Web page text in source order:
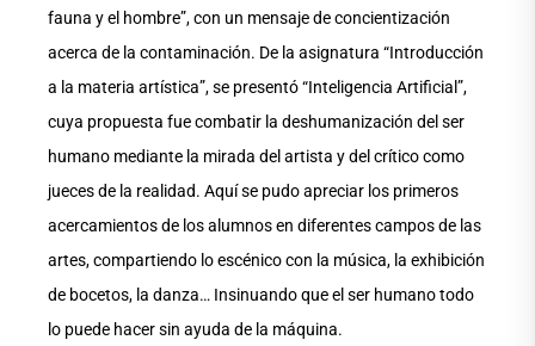
fauna y el hombre”, con un mensaje de concientización
acerca de la contaminación. De la asignatura “Introducción
a la materia artística”, se presentó “Inteligencia Artificial”,
cuya propuesta fue combatir la deshumanización del ser
humano mediante la mirada del artista y del crítico como
jueces de la realidad. Aquí se pudo apreciar los primeros
acercamientos de los alumnos en diferentes campos de las
artes, compartiendo lo escénico con la música, la exhibición
de bocetos, la danza… Insinuando que el ser humano todo
lo puede hacer sin ayuda de la máquina.